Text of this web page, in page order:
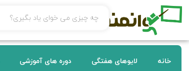
خانه لایوهای هفتگی دوره های آموزشی